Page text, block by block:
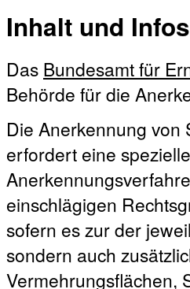
Inhalt und Infos
Das Bundesamt für
Behörde für die
Die Anerkennung von
erfordert eine
einschlägigen
sofern es zur der
sondern auch
Vermehrungsflächen,